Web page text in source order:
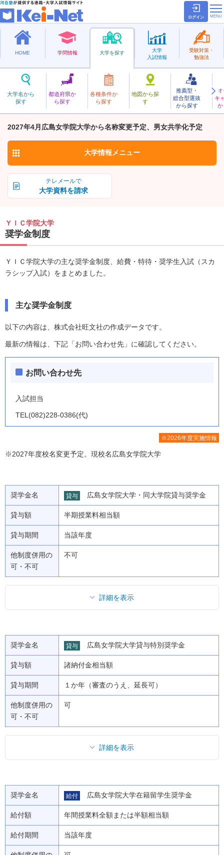
ログイン
HOME 学問情報 大学を探す
大学名から
探す
都道府県か
ら探す
各種条件か
ら探す
地図から探
す
推薦型・
総合型選抜
から探す
キ
か
大学
入試情報
受験対策・
勉強法
私立
わいあいしーがくいん
ＹＩＣ学院大学
2027年4月広島女学院大学から名称変更予定、男女共学化予定
お気に入り
テレメールで
大学資料を請求
大学情報 メニュー
ＹＩＣ学院大学
奨学金制度
ＹＩＣ学院大学の主な奨学金制度、給費・特待・奨学生入試（スカ
ラシップ入試）をまとめました。
主な奨学金制度
以下の内容は、株式会社旺文社の作成データです。
最新の情報は、下記「お問い合わせ先」に確認してください。
お問い合わせ先
入試担当
TEL(082)228-0386(代)
※2026年度実施情報
※2027年度校名変更予定。現校名広島女学院大学
奨学金名 貸与 広島女学院大学・同大学院貸与奨学金
貸与額 半期授業料相当額
貸与期間 当該年度
他制度併用の
可・不可
不可
詳細を表示
奨学金名 貸与 広島女学院大学貸与特別奨学金
貸与額 諸納付金相当額
貸与期間 １か年（審査のうえ、延長可）
他制度併用の
可・不可
可
詳細を表示
奨学金名 給付 広島女学院大学在籍留学生奨学金
給付額 年間授業料全額または半額相当額
給付期間 当該年度